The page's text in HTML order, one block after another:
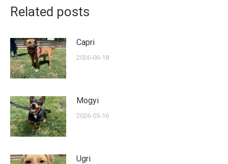
Related posts
Capri
2026-06-18
Mogyi
2026-05-16
Ugri